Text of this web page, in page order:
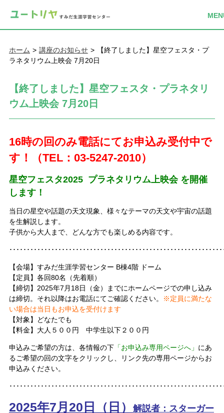
ホーム 講座のお知らせ
【終了しました】星空フェスタ・プ
ラネタリウム上映会 7月20日
【終了しました】星空フェスタ・プラネタリ
ウム上映会 7月20日
16時の回のみ電話にてお申込み受付中で
す！（TEL：03-5247-2010）
星空フェスタ2025 プラネタリウム上映会 を開催
します！
当日の星空や話題の天文現象、様々なテーマの天文や宇宙の話題
を生解説します。
子供から大人まで、どんな方でも楽しめる内容です。
････････････････････････････････････････････････････････････
【会場】すみだ生涯学習センター B棟4階 ドーム
【定員】各回80名（先着順）
【締切】2025年7月18日（金）までにホームページでの申し込み
は締切。それ以降はお電話にてご確認ください。
※定員に満たな
い場合は当日もお申込を受付けます
【対象】どなたでも
【料金】大人５００円 中学生以下２００円
申込みご希望の方は、各情報の下「お申込み専用ページへ」 にあ
るご希望の回の文字をクリックし、
リンク先の専用ページからお
申込みください。
････････････････････････････････････････････････････････････
2025年7月20日（日）
解説者：スターガー